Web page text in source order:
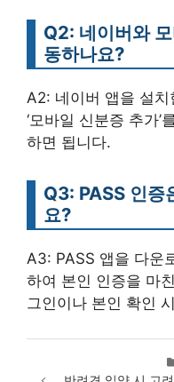
Q2: 네이버와
동하나요?
A2: 네이버 앱을 설치
‘모바일 신분증 추가
하면 됩니다.
Q3: PASS 인증
요?
A3: PASS 앱을 다운
하여 본인 인증을 마
그인이나 본인 확인